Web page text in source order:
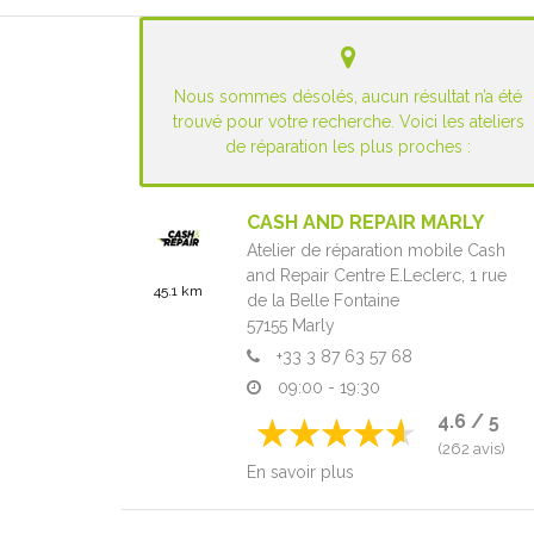
Nous sommes désolés, aucun résultat n’a été
trouvé pour votre recherche. Voici les ateliers
de réparation les plus proches :
45.1 km
CASH AND REPAIR MARLY
Atelier de réparation mobile Cash
and Repair Centre E.Leclerc, 1 rue
de la Belle Fontaine
57155 Marly
+33 3 87 63 57 68
09:00 - 19:30
4.6 / 5
(262 avis)
En savoir plus